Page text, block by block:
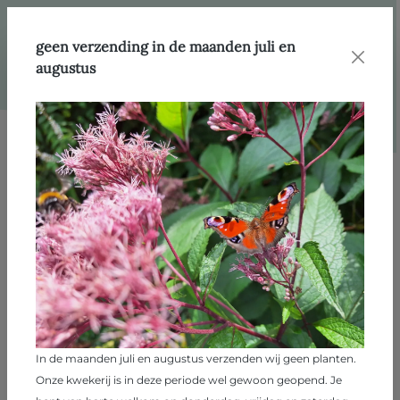
Afbeeldingengalerij overslaan
geen verzending in de maanden juli en
augustus
In de maanden juli en augustus verzenden wij geen planten.
Onze kwekerij is in deze periode wel gewoon geopend. Je